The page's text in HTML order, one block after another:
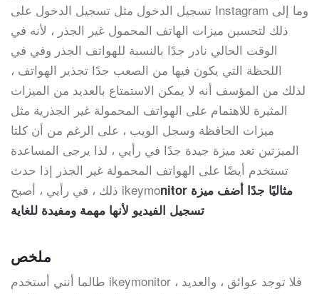
تسجيل الدخول مثل تسجيل الدخول على Instagram وما إلى
ذلك لتحسين ميزات الهاتف المحمول غير الجذر ، لأنه في
الوقت الحالي نادر جدًا بالنسبة للهواتف الجذر وفي في
اللحظة التي يكون فيها من الصعب جدًا تجذير الهواتف ،
لذلك من المؤسف أنه لا يمكن الاستمتاع بالعديد من الميزات
المثيرة للاهتمام على الهواتف المحمولة غير الجذرية مثل
ميزات الحافظة وسجل الويب ، على الرغم من أن كلتا
الميزتين تعد ميزة جيدة جدًا في رأيي ، لذا يرجى المساعدة
تستخدم أيضًا على الهواتف المحمولة غير الجذر إذا حدث
ذلك ، في رأيي ، أصبح ikeymonitor مثاليًا جدًا أضف ميزة
تسجيل الفيديو لأنها مهمة ومفيدة للغاية
ملخص
طالما أنني أستخدم ikeymonitor ، فلا توجد عوائق ، والعديد